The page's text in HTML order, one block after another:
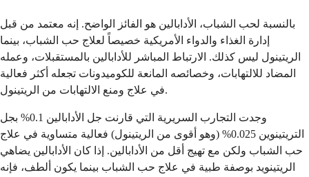
بالنسبة لحب الشباب، الأدابالين هو الفائز الواضح. إنه معتمد من قبل
إدارة الغذاء والدواء الأمريكية خصيصاً لعلاج حب الشباب، بينما
الريتينول ليس كذلك. الارتباط المباشر للأدابالين بالمستقبلات، وعمله
المضاد للالتهابات، وخصائصه المانعة للكوميدونات تجعله أكثر فعالية
في علاج ومنع الالتهابات من الريتينول.
وجدت التجارب السريرية التي قارنت جل الأدابالين 0.1% بجل
التريتينوين 0.025% (وهو أقوى من الريتينول) فعالية متساوية في علاج
حب الشباب ولكن مع تهيج أقل من الأدابالين. إذا كان الأدابالين يضاهي
الريتينويد بوصفة طبية في علاج حب الشباب بينما يكون ألطف، فإنه